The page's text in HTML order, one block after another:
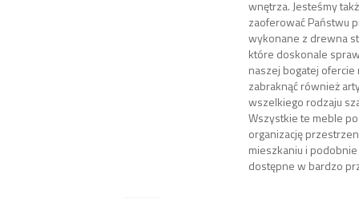
wnętrza. Jesteśmy
zaoferować Państwu
wykonane z drewna
które doskonale
naszej bogatej ofercie
zabraknąć również
wszelkiego rodzaju
Wszystkie te meble
organizację
mieszkaniu i
dostępne w bardzo